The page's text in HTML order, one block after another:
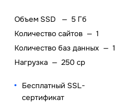
Объем SSD — 5 Гб
Количество сайтов — 1
Количество баз данных — 1
Нагрузка — 250 cp
Бесплатный SSL-
сертификат